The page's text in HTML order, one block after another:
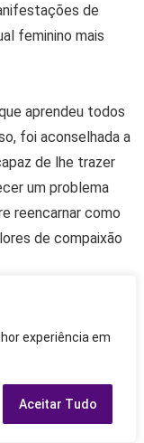
experiência em
Aceitar Tudo
de
feminino mais
aprendeu todos
foi aconselhada a
de lhe trazer
um problema
reencarnar como
de compaixão
está associada à
naufragados.